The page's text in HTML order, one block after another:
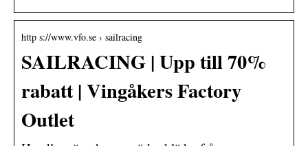
http s://www.vfo.se › sailracing
SAILRACING | Upp till 70%
rabatt | Vingåkers Factory
Outlet